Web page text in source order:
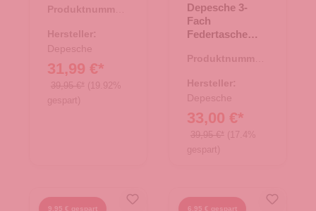
Creme und Lila
Produktnummer:
Hersteller:
Depesche
31,99 €*
39,95 €* (19.92%
gespart)
Depesche 3-
Fach
Federtasche
POWER
Produktnummer:
Hersteller:
Depesche
33,00 €*
39,95 €* (17.4%
gespart)
9,95 € gespart 6,95 € gespart